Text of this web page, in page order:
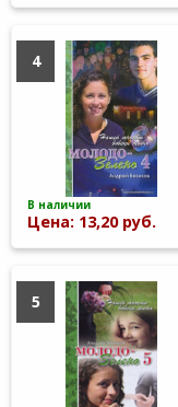
4
В наличии
Цена: 13,20 руб.
5